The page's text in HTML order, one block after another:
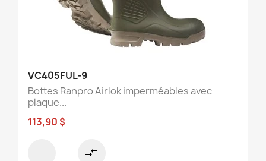
VC405FUL-9
Bottes Ranpro Airlok imperméables avec
plaque...
113,90 $
compare_arrows